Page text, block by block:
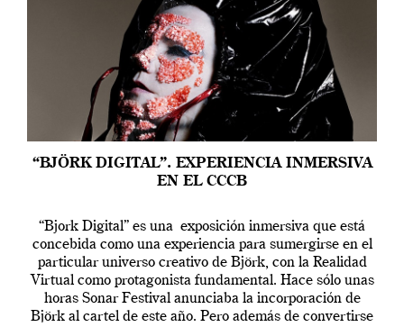
“BJÖRK DIGITAL”. EXPERIENCIA INMERSIVA
EN EL CCCB
“Bjork Digital” es una exposición inmersiva que está
concebida como una experiencia para sumergirse en el
particular universo creativo de Björk, con la Realidad
Virtual como protagonista fundamental. Hace sólo unas
horas Sonar Festival anunciaba la incorporación de
Björk al cartel de este año. Pero además de convertirse